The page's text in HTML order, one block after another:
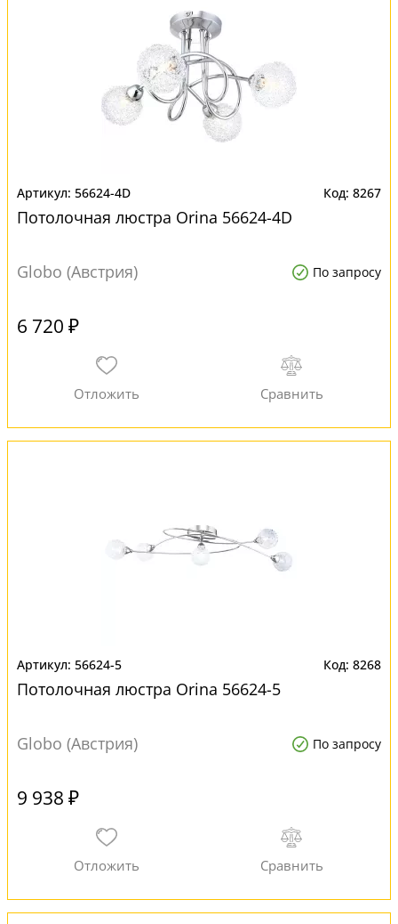
56624-4D 8267
Потолочная люстра Orina 56624-4D
Globo (Австрия) По запросу
6 720 ₽
56624-5 8268
Потолочная люстра Orina 56624-5
Globo (Австрия) По запросу
9 938 ₽